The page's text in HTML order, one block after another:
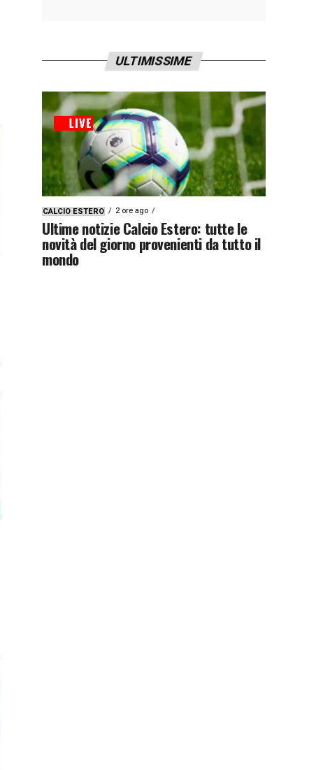
ULTIMISSIME
CALCIO ESTERO 2 ore ago
Ultime notizie Calcio Estero: tutte le
novità del giorno provenienti da tutto il
mondo